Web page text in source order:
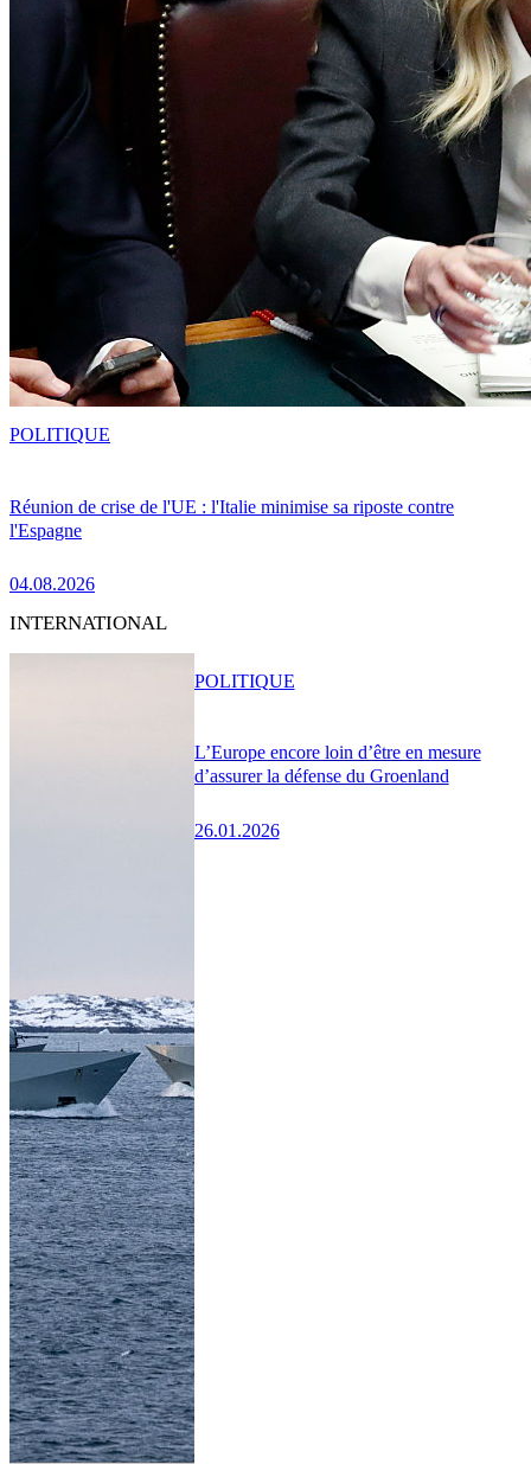
Réunion de crise de l'UE : l'Italie minimise sa riposte contre
l'Espagne
04.08.2026
POLITIQUE
INTERNATIONAL
L’Europe encore loin d’être en mesure
d’assurer la défense du Groenland
26.01.2026
POLITIQUE